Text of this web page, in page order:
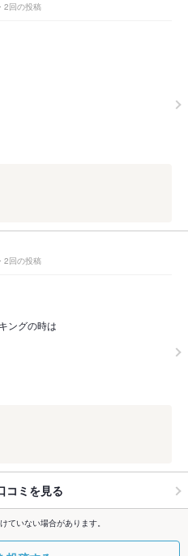
2回の投稿
2回の投稿
ングの時は
コミを見る
ていない場合があります。